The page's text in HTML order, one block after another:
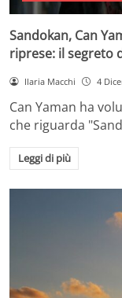
Sandokan, Can
riprese: il segreto
Ilaria Macchi 4
Can Yaman ha
che riguarda
Leggi di più